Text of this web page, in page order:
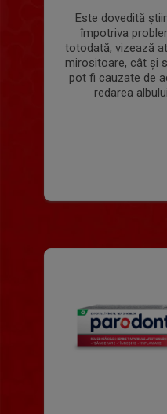
Este dovedită
împotriva
totodată, vizează
mirositoare, cât şi
pot fi cauzate de
redarea